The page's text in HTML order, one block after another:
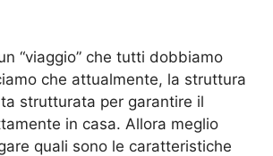
“viaggio” che tutti dobbiamo
che attualmente, la struttura
strutturata per garantire il
in casa. Allora meglio
quali sono le caratteristiche